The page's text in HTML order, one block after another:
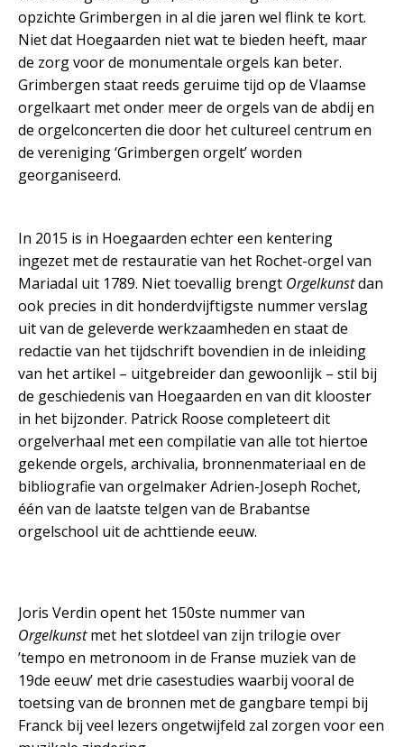
opzichte Grimbergen in al die jaren wel flink te kort.
Niet dat Hoegaarden niet wat te bieden heeft, maar
de zorg voor de monumentale orgels kan beter.
Grimbergen staat reeds geruime tijd op de Vlaamse
orgelkaart met onder meer de orgels van de abdij en
de orgelconcerten die door het cultureel centrum en
de vereniging ‘Grimbergen orgelt’ worden
georganiseerd.
In 2015 is in Hoegaarden echter een kentering
ingezet met de restauratie van het Rochet-orgel van
Mariadal uit 1789. Niet toevallig brengt Orgelkunstdan
ook precies in dit honderdvijftigste nummer verslag
uit van de geleverde werkzaamheden en staat de
redactie van het tijdschrift bovendien in de inleiding
van het artikel – uitgebreider dan gewoonlijk – stil bij
de geschiedenis van Hoegaarden en van dit klooster
in het bijzonder. Patrick Roose completeert dit
orgelverhaal met een compilatie van alle tot hiertoe
gekende orgels, archivalia, bronnenmateriaal en de
bibliografie van orgelmaker Adrien-Joseph Rochet,
één van de laatste telgen van de Brabantse
orgelschool uit de achttiende eeuw.
Joris Verdin opent het 150ste nummer van
Orgelkunstmet het slotdeel van zijn trilogie over
’tempo en metronoom in de Franse muziek van de
19de eeuw’ met drie casestudies waarbij vooral de
toetsing van de bronnen met de gangbare tempi bij
Franck bij veel lezers ongetwijfeld zal zorgen voor een